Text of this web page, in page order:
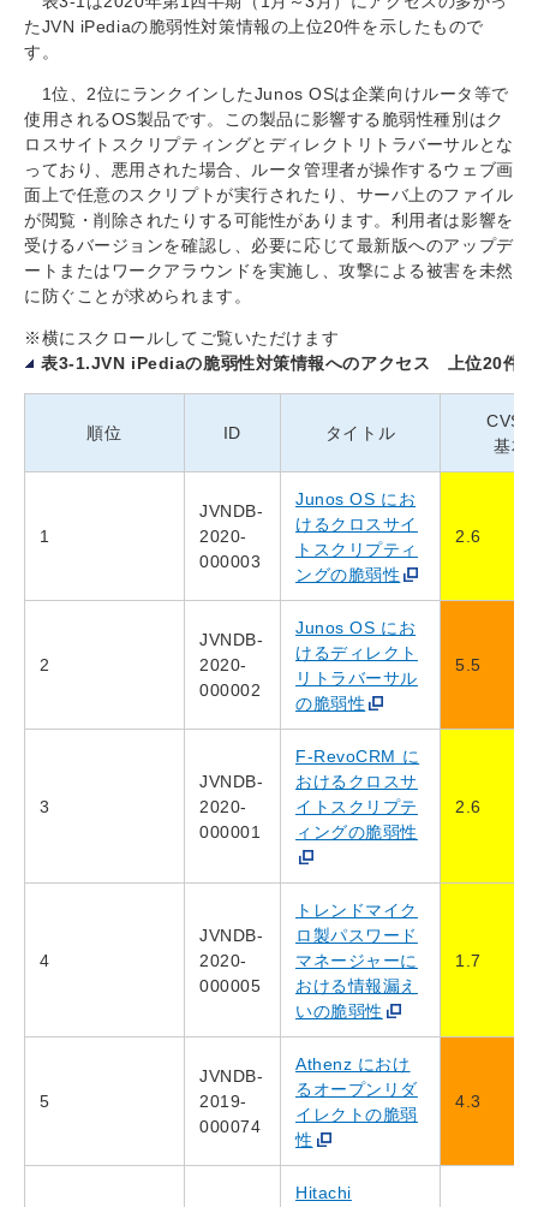
たJVN iPediaの脆弱性対策情報の上位20件を示したもので
す。
1位、2位にランクインしたJunos OSは企業向けルータ等で
使用されるOS製品です。この製品に影響する脆弱性種別はク
ロスサイトスクリプティングとディレクトリトラバーサルとな
っており、悪用された場合、ルータ管理者が操作するウェブ画
面上で任意のスクリプトが実行されたり、サーバ上のファイル
が閲覧・削除されたりする可能性があります。利用者は影響を
受けるバージョンを確認し、必要に応じて最新版へのアップデ
ートまたはワークアラウンドを実施し、攻撃による被害を未然
に防ぐことが求められます。
※横にスクロールしてご覧いただけます
表3-1.JVN iPediaの脆弱性対策情報へのアクセス 上位20件
順位 ID タイトル
基本
1
JVNDB-
2020-
000003
Junos OS にお
けるクロスサイ
トスクリプティ
ングの脆弱性
2.6
2
JVNDB-
2020-
000002
Junos OS にお
けるディレクト
リトラバーサル
の脆弱性
5.5
3
JVNDB-
2020-
000001
F-RevoCRM に
おけるクロスサ
イトスクリプテ
ィングの脆弱性
2.6
4
JVNDB-
2020-
000005
トレンドマイク
ロ製パスワード
マネージャーに
おける情報漏え
いの脆弱性
1.7
5
JVNDB-
2019-
000074
Athenz におけ
るオープンリダ
イレクトの脆弱
性
4.3
Hitachi